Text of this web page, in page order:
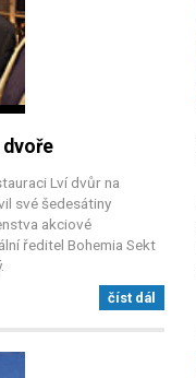
dvoře
Lví dvůr na
své šedesátiny
akciové
ředitel Bohemia Sekt
číst dál